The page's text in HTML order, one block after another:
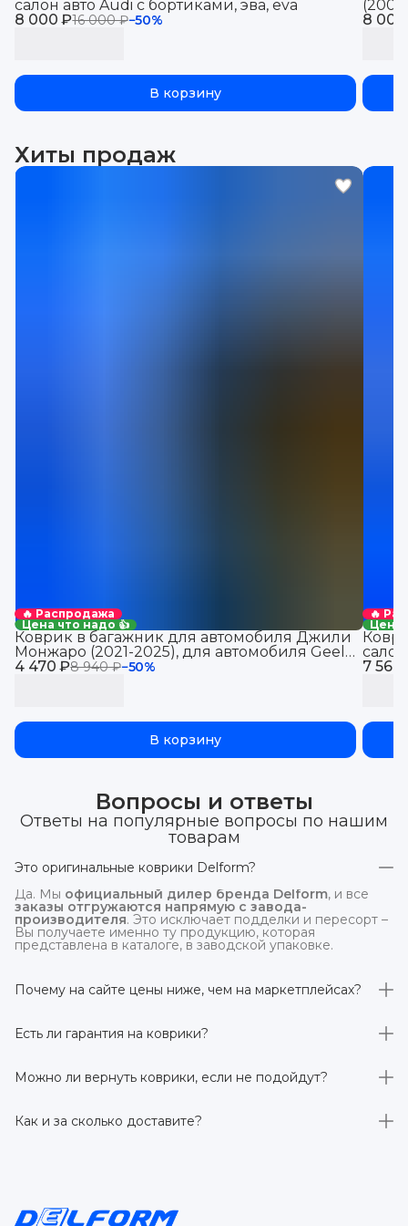
8 000 ₽16 000 ₽−50%
салон авто Audi с бортиками, эва, eva
В корзину
8
Хиты продаж
🔥 Распродажа
Цена что надо 👍
4 470 ₽8 940 ₽−50%
Коврик в багажник для автомобиля Джили
Монжаро (2021-2025), для автомобиля Geely
Monjaro, EVA 3D
В корзину
🔥
Цена
7 560
Вопросы и ответы
Ответы на популярные вопросы по нашим
товарам
Это оригинальные коврики Delform?
Да. Мы официальный дилер бренда Delform, и все
заказы отгружаются напрямую с завода-
производителя. Это исключает подделки и пересорт –
Вы получаете именно ту продукцию, которая
представлена в каталоге, в заводской упаковке.
Почему на сайте цены ниже, чем на маркетплейсах?
отгрузка идётнапрямую со склада производителя
без посредников.
Есть ли гарантия на коврики?
производителя 3 года. Если в течение этого срока
обнаружится производственный дефект – заменим
Можно ли вернуть коврики, если не подойдут?
заказанного дистанционно,без объяснения причин –
при условии сохранения товарного вида. Если коврик не
Как и за сколько доставите?